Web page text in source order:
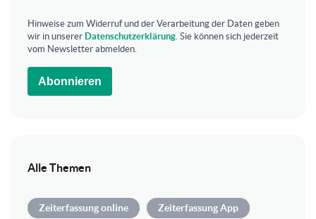
Hinweise zum Widerruf und der Verarbeitung der Daten geben
wir in unserer Datenschutzerklärung . Sie können sich jederzeit
vom Newsletter abmelden.
Abonnieren
Alle Themen
Zeiterfassung online Zeiterfassung App